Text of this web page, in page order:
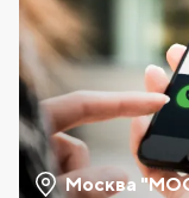
Москва